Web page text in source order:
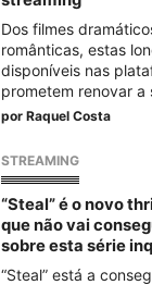
Dos filmes
românticas, estas
disponíveis nas
prometem renovar a
por Raquel Costa
STREAMING
“Steal” é o novo
que não vai
sobre esta série
“Steal” está a